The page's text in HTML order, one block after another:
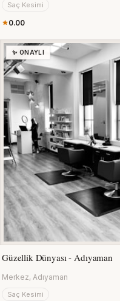
Saç Kesimi
0.00
✨ ONAYLI
Güzellik Dünyası - Adıyaman
Merkez, Adıyaman
Saç Kesimi